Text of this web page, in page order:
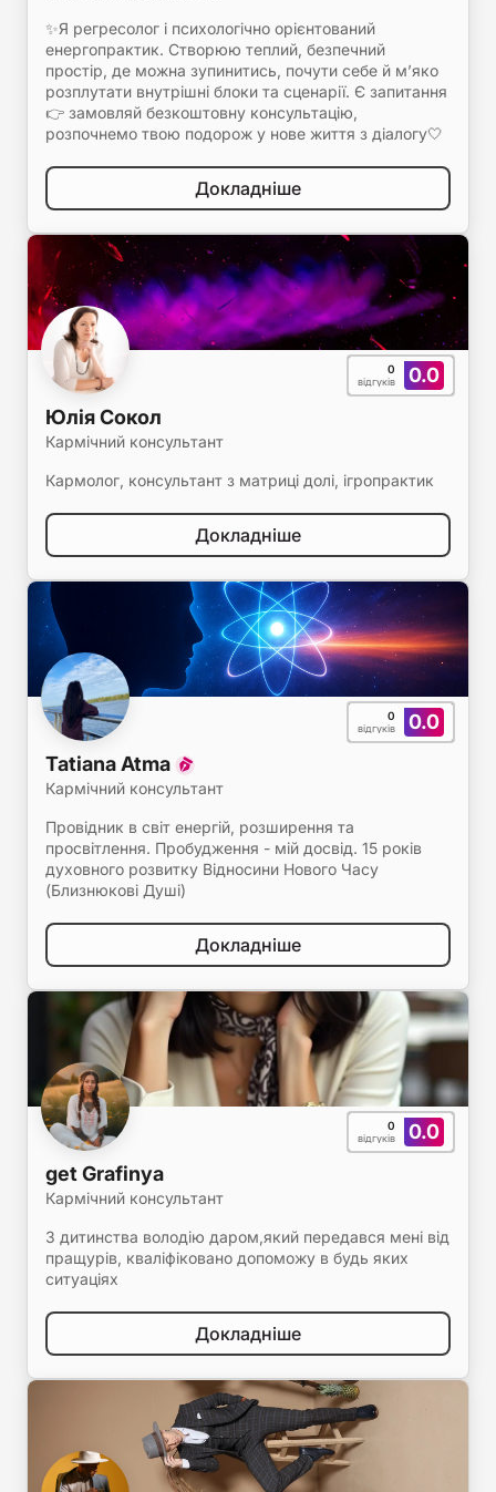
✨Я регресолог і психологічно орієнтований
енергопрактик. Створюю теплий, безпечний
простір, де можна зупинитись, почути себе й м’яко
розплутати внутрішні блоки та сценарії. Є запитання
👉 замовляй безкоштовну консультацію,
розпочнемо твою подорож у нове життя з діалогу🤍
Докладніше
0.0
0
відгуків
Юлія Сокол
Кармічний консультант
Кармолог, консультант з матриці долі, ігропрактик
Докладніше
0.0
0
відгуків
Tatiana Atma
Кармічний консультант
Провідник в світ енергій, розширення та
просвітлення. Пробудження - мій досвід. 15 років
духовного розвитку Відносини Нового Часу
(Близнюкові Душі)
Докладніше
0.0
0
відгуків
get Grafinya
Кармічний консультант
З дитинства володію даром,який передався мені від
пращурів, кваліфіковано допоможу в будь яких
ситуаціях
Докладніше